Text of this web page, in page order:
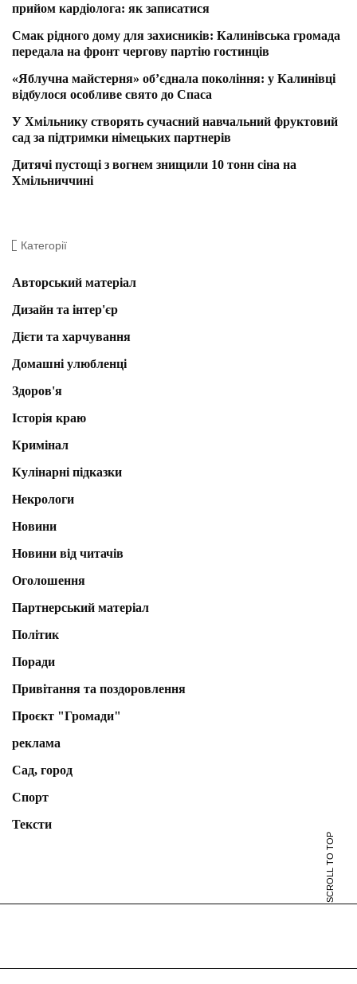
прийом кардіолога: як записатися
Смак рідного дому для захисників: Калинівська громада
передала на фронт чергову партію гостинців
«Яблучна майстерня» об’єднала покоління: у Калинівці
відбулося особливе свято до Спаса
У Хмільнику створять сучасний навчальний фруктовий
сад за підтримки німецьких партнерів
Дитячі пустощі з вогнем знищили 10 тонн сіна на
Хмільниччині
Категорії
Авторський матеріал
Дизайн та інтер'єр
Дієти та харчування
Домашні улюбленці
Здоров'я
Історія краю
Кримінал
Кулінарні підказки
Некрологи
Новини
Новини від читачів
Оголошення
Партнерський матеріал
Політик
Поради
Привітання та поздоровлення
Проєкт "Громади"
реклама
Сад, город
Спорт
Тексти
SCROLL TO TOP